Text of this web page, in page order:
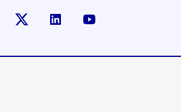
facebook X (anciennement Twitter)
linkedin